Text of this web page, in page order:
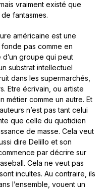
vraiment existé que
fantasmes.
américaine est une
pas comme en
groupe qui peut
substrat intellectuel
dans les supermarchés,
Etre écrivain, ou artiste
métier comme un autre. Et
n’est pas tant celui
que celle du quotidien
de masse. Cela veut
dire Delillo et son
par décrire sur
Cela ne veut pas
incultes. Au contraire, ils
l’ensemble, vouent un